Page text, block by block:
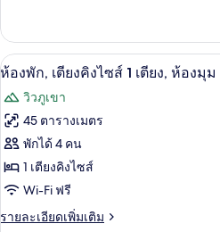
เกี่ยว
กับ
Grand
Suite
King
เปิด
ภาพถ่าย
ทั้งหมด
ของ
ห้อง
พัก,
เตียง
เ
5
ห้องพัก, เตียงคิงไซส์ 1 เตียง, ห้องมุม
วิวภูเขา
45 ตารางเมตร
พักได้ 4 คน
1 เตียงคิงไซส์
Wi-Fi ฟรี
รายละเอียดเพิ่มเติม
ราย